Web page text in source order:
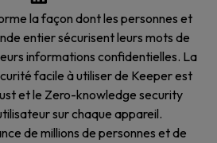
la façon dont les personnes et
entier sécurisent leurs mots de
informations confidentielles. La
facile à utiliser de Keeper est
et le Zero-knowledge security
sur chaque appareil.
de millions de personnes et de